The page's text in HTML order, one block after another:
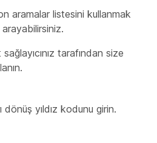
aramalar listesini kullanmak
arayabilirsiniz.
tarafından size
yıldız kodunu girin.